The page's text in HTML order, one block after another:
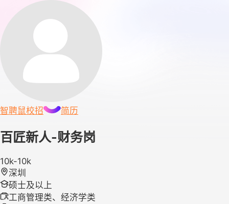
智聘鼠校招 简历
百匠新人-财务岗
10k-10k
深圳
硕士及以上
工商管理类、经济学类